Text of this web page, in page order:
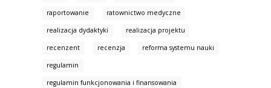
raportowanie ratownictwo medyczne
realizacja dydaktyki realizacja projektu
recenzent recenzja reforma systemu nauki
regulamin
regulamin funkcjonowania i finansowania